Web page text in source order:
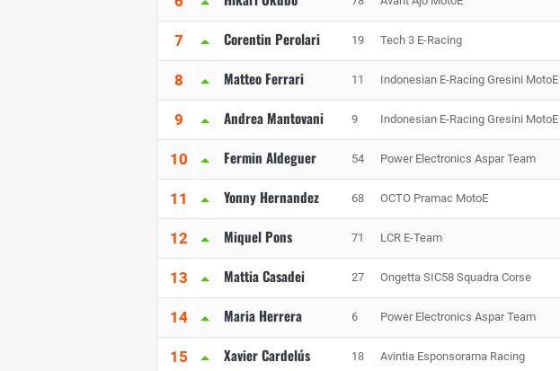
7 Corentin Perolari 19 Tech 3 E-Racing
8 Matteo Ferrari 11 Indonesian E-Racing Gresini MotoE
9 Andrea Mantovani 9 Indonesian E-Racing Gresini MotoE
10 Fermin Aldeguer 54 Power Electronics Aspar Team
11 Yonny Hernandez 68 OCTO Pramac MotoE
12 Miquel Pons 71 LCR E-Team
13 Mattia Casadei 27 Ongetta SIC58 Squadra Corse
14 Maria Herrera 6 Power Electronics Aspar Team
15 Xavier Cardelús 18 Avintia Esponsorama Racing